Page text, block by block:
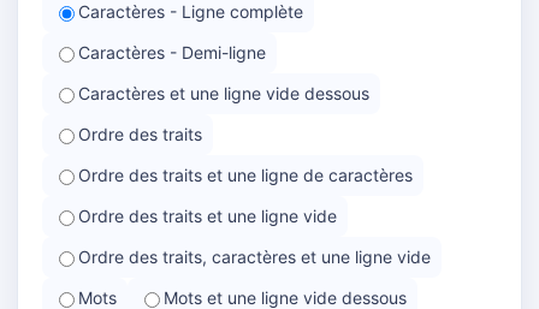
Caractères - Ligne complète
Caractères - Demi-ligne
Caractères et une ligne vide dessous
Ordre des traits
Ordre des traits et une ligne de caractères
Ordre des traits et une ligne vide
Ordre des traits, caractères et une ligne vide
Mots
Mots et une ligne vide dessous